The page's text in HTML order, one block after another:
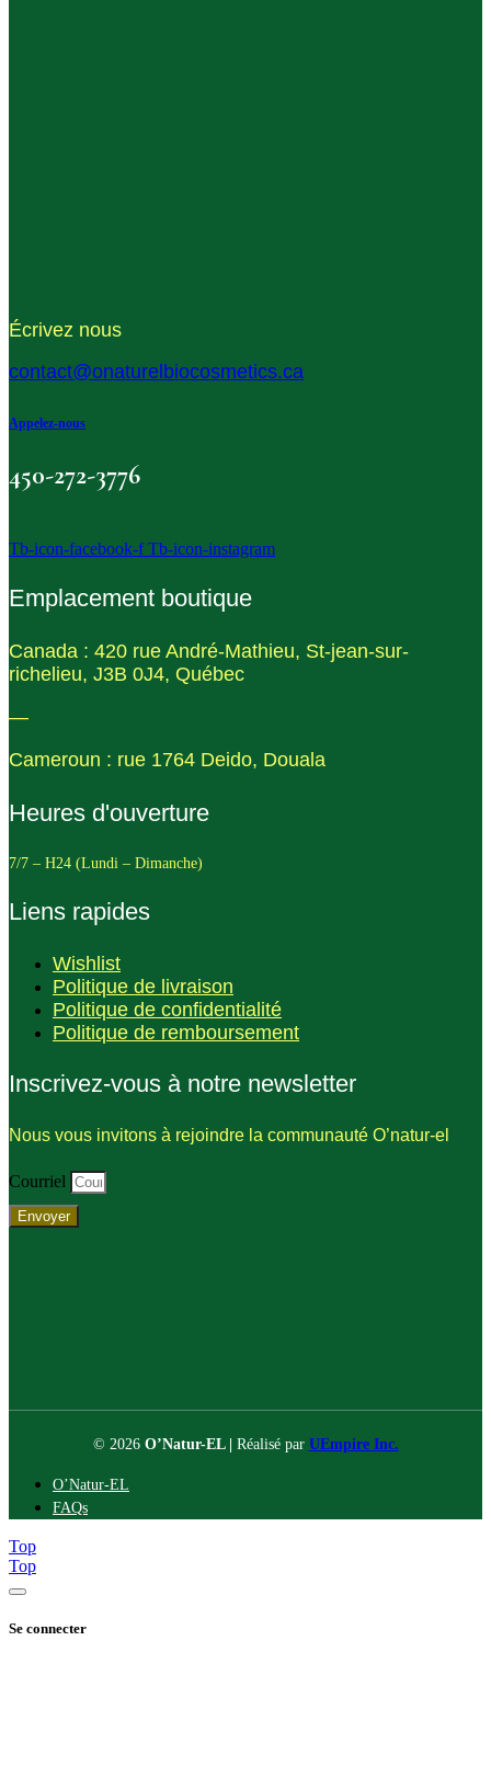
Écrivez nous
contact@onaturelbiocosmetics.ca
Appelez-nous
450-272-3776
Tb-icon-facebook-f Tb-icon-instagram
Emplacement boutique
Canada : 420 rue André-Mathieu, St-jean-sur-
richelieu, J3B 0J4, Québec
—
Cameroun : rue 1764 Deido, Douala
Heures d'ouverture
7/7 – H24 (Lundi – Dimanche)
Liens rapides
Wishlist
Politique de livraison
Politique de confidentialité
Politique de remboursement
Inscrivez-vous à notre newsletter
Nous vous invitons à rejoindre la communauté O’natur-el
Courriel
Envoyer
© 2026 O’Natur-EL | Réalisé par UEmpire Inc.
O’Natur-EL
FAQs
Top
Top
Se connecter